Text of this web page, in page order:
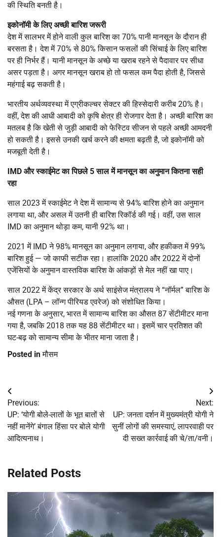
की स्थिति बनती है।
इकोनॉमी के लिए अच्छी बारिश जरूरी
देश में सालभर में होने वाली कुल बारिश का 70% पानी मानसून के दौरान ही
बरसता है। देश में 70% से 80% किसान फसलों की सिंचाई के लिए बारिश
पर ही निर्भर हैं। यानी मानसून के अच्छे या खराब रहने से पैदावार पर सीधा
असर पड़ता है। अगर मानसून खराब हो तो फसल कम पैदा होती है, जिससे
महंगाई बढ़ सकती है।
भारतीय अर्थव्यवस्था में एग्रीकल्चर सेक्टर की हिस्सेदारी करीब 20% है।
वहीं, देश की आधी आबादी को कृषि क्षेत्र ही रोजगार देता है। अच्छी बारिश का
मतलब है कि खेती से जुड़ी आबादी को फेस्टिव सीजन से पहले अच्छी आमदनी
हो सकती है। इससे उनकी खर्च करने की क्षमता बढ़ती है, जो इकोनॉमी को
मजबूती देती है।
IMD और स्काईमेट का पिछले 5 साल में मानसून का अनुमान कितना सही
रहा
साल 2023 में स्काईमेट ने देश में सामान्य से 94% बारिश होने का अनुमान
लगाया था, और असल में उतनी ही बारिश रिकॉर्ड की गई। वहीं, उस साल
IMD का अनुमान थोड़ा कम, यानी 92% था।
2021 में IMD ने 98% मानसून का अनुमान लगाया, और हकीकत में 99%
बारिश हुई — जो काफी सटीक रहा। हालांकि 2020 और 2022 में दोनों
एजेंसियों के अनुमान वास्तविक बारिश के आंकड़ों से मेल नहीं खा पाए।
साल 2022 में केंद्र सरकार के अर्थ साइंसेज मंत्रालय ने “नॉर्मल” बारिश के
औसत (LPA – लॉन्ग पीरियड एवरेज) को संशोधित किया।
नई गणना के अनुसार, भारत में सामान्य बारिश का औसत 87 सेंटीमीटर माना
गया है, जबकि 2018 तक यह 88 सेंटीमीटर था। इसमें चार प्रतिशत की
घट-बढ़ को सामान्य सीमा के भीतर माना जाता है।
Posted inमौसम
Post
navigation
Previous:
UP: ‘योगी बोले-लातों के भूत बातों से
नहीं मानेंगे’ बंगाल हिंसा पर बोले योगी
आदित्यनाथ।
Next:
UP: जनता दर्शन में मुख्यमंत्री योगी ने
सुनीं लोगों की समस्याएं, लापरवाही पर
दी सख्त कार्रवाई की चे/ता/वनी।
Related Posts